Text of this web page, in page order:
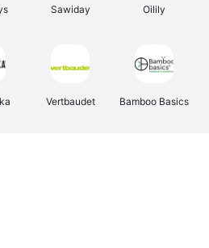
Sawiday Oilily
Vertbaudet Bamboo Basics